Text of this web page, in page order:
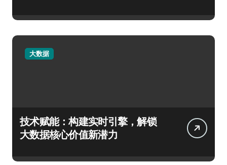
大数据
技术赋能：构建实时引擎，解锁
大数据核心价值新潜力